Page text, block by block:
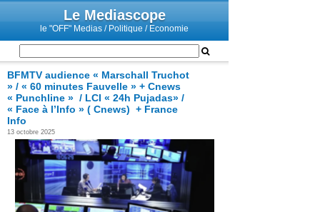
Le Mediascope
le "OFF" Medias / Politique / Economie
BFMTV audience « Marschall Truchot
» / « 60 minutes Fauvelle » + Cnews
« Punchline » / LCI « 24h Pujadas» /
« Face à l’Info » ( Cnews) + France
Info
13 octobre 2025